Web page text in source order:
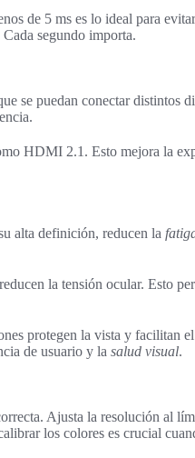
de 5 ms es lo ideal para
segundo importa.
se puedan conectar distintos
HDMI 2.1. Esto mejora la
alta definición, reducen la
la tensión ocular. Esto
protegen la vista y facilitan
de usuario y la salud visual.
Ajusta la resolución al
los colores es crucial